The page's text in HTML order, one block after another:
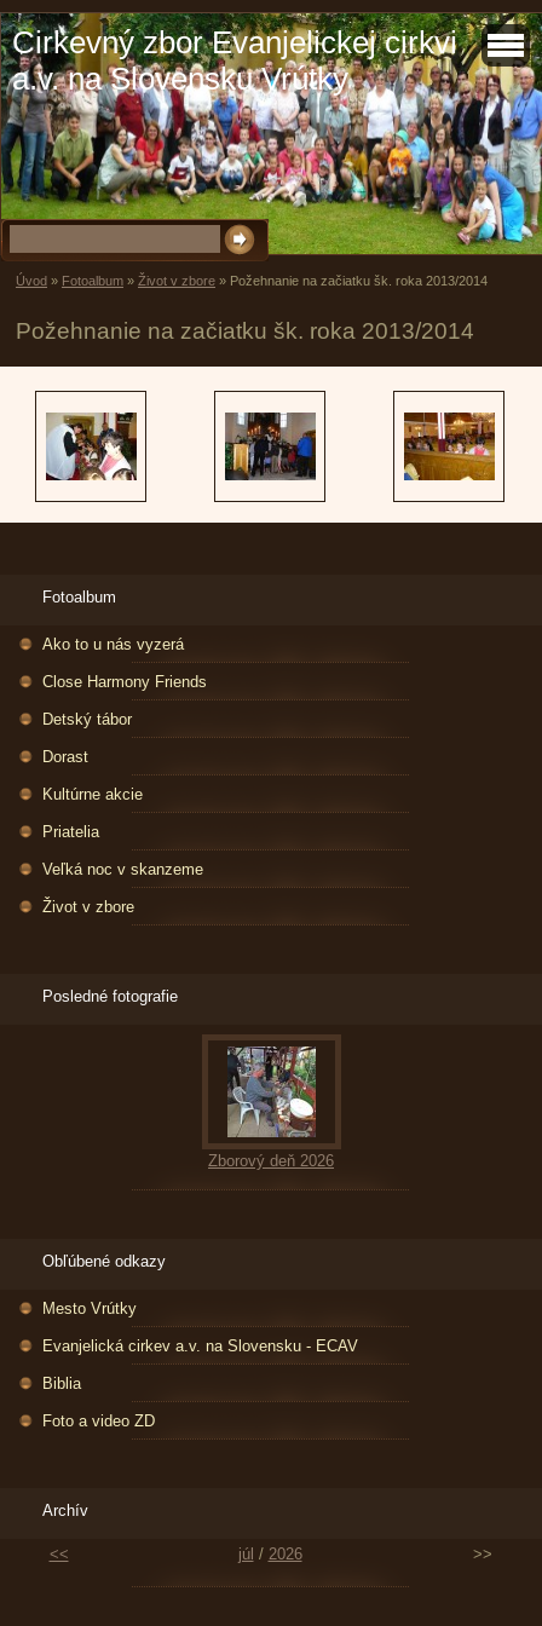
Cirkevný zbor Evanjelickej cirkvi
a.v. na Slovensku Vrútky
Úvod » Fotoalbum » Život v zbore » Požehnanie na začiatku šk. roka 2013/2014
Požehnanie na začiatku šk. roka 2013/2014
Fotoalbum
Ako to u nás vyzerá
Close Harmony Friends
Detský tábor
Dorast
Kultúrne akcie
Priatelia
Veľká noc v skanzeme
Život v zbore
Posledné fotografie
Zborový deň 2026
Obľúbené odkazy
Mesto Vrútky
Evanjelická cirkev a.v. na Slovensku - ECAV
Biblia
Foto a video ZD
Archív
<< júl / 2026 >>